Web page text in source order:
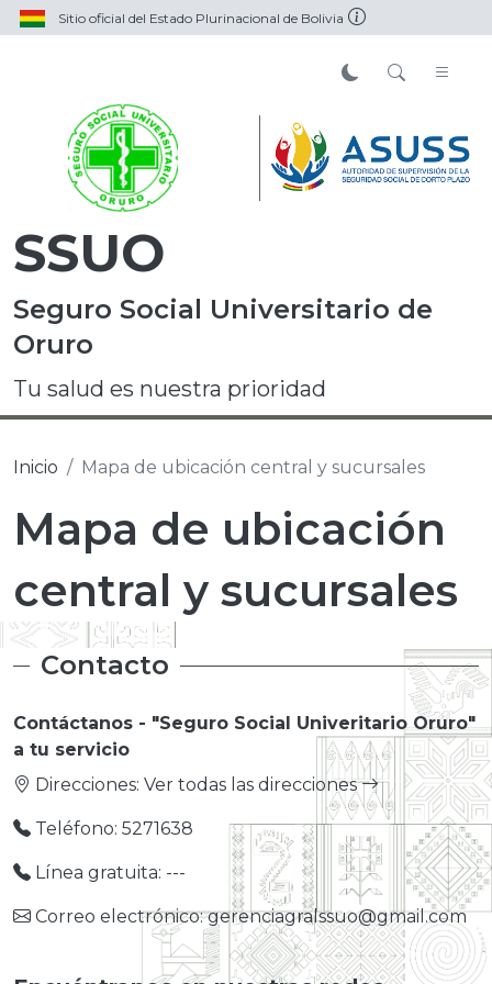
Sitio oficial del Estado Plurinacional de Bolivia
SSUO
Seguro Social Universitario de
Oruro
Tu salud es nuestra prioridad
Inicio Mapa de ubicación central y sucursales
Mapa de ubicación
central y sucursales
Contacto
Contáctanos - "Seguro Social Univeritario Oruro"
a tu servicio
Direcciones: Ver todas las direcciones
Teléfono: 5271638
Línea gratuita: ---
Correo electrónico: gerenciagralssuo@gmail.com